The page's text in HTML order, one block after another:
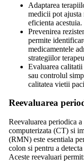
Adaptarea
medicii pot ajusta
eficienta acestuia.
Prevenirea
permite
medicamentele
strategiilor
Evaluarea
sau controlul
calitatea vietii
Reevaluarea
Reevaluarea periodica
computerizata (CT) si
(RMN) este esentiala
colon si pentru a
Aceste reevaluari permit: